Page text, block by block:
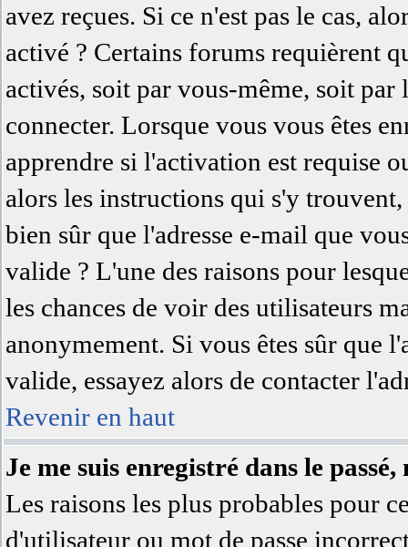
avez reçues. Si ce n'est pas le cas,
activé ? Certains forums requièrent
activés, soit par vous-même, soit
connecter. Lorsque vous vous êtes
apprendre si l'activation est requise
alors les instructions qui s'y
bien sûr que l'adresse e-mail que
valide ? L'une des raisons pour
les chances de voir des utilisateurs
anonymement. Si vous êtes sûr que
valide, essayez alors de contacter
Revenir en haut
Je me suis enregistré dans le
Les raisons les plus probables pour
d'utilisateur ou mot de passe